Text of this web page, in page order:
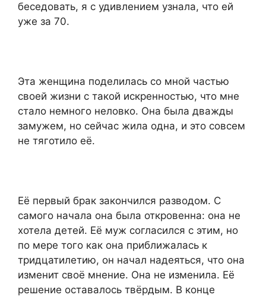
беседовать, я с удивлением узнала, что ей
уже за 70.
Эта женщина поделилась со мной частью
своей жизни с такой искренностью, что мне
стало немного неловко. Она была дважды
замужем, но сейчас жила одна, и это совсем
не тяготило её.
Её первый брак закончился разводом. С
самого начала она была откровенна: она не
хотела детей. Её муж согласился с этим, но
по мере того как она приближалась к
тридцатилетию, он начал надеяться, что она
изменит своё мнение. Она не изменила. Её
решение оставалось твёрдым. В конце